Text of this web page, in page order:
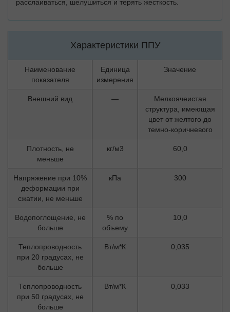
расслаиваться, шелушиться и терять жесткость.
Характеристики ППУ
Наименование
показателя
Единица
измерения
Значение
Внешний вид —
Мелкоячеистая
структура, имеющая
цвет от желтого до
темно-коричневого
Плотность, не
меньше
кг/м3 60,0
Напряжение при 10%
деформации при
сжатии, не меньше
кПа 300
Водопоглощение, не
больше
% по
объему
10,0
Теплопроводность
при 20 градусах, не
больше
Вт/м*К 0,035
Теплопроводность
при 50 градусах, не
больше
Вт/м*К 0,033